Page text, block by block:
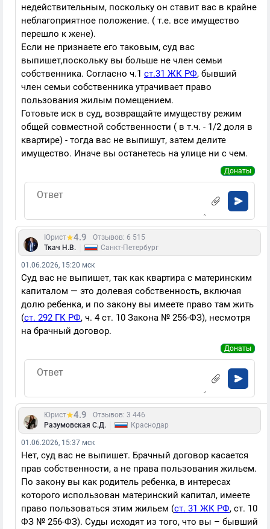
недействительным, поскольку он ставит вас в крайне
неблагоприятное положение. ( т.е. все имущество
перешло к жене).
Если не признаете его таковым, суд вас
выпишет,поскольку вы больше не член семьи
собственника. Согласно ч.1 ст.31 ЖК РФ, бывший
член семьи собственника утрачивает право
пользования жилым помещением.
Готовьте иск в суд, возвращайте имуществу режим
общей совместной собственности ( в т.ч. - 1/2 доля в
квартире) - тогда вас не выпишут, затем делите
имущество. Иначе вы останетесь на улице ни с чем.
Донаты
Юрист 4.9
Отзывов: 6 515
Ткач Н.В.
Санкт-Петербург
01.06.2026, 15:20 мск
Суд вас не выпишет, так как квартира с материнским
капиталом — это долевая собственность, включая
долю ребенка, и по закону вы имеете право там жить
(ст. 292 ГК РФ, ч. 4 ст. 10 Закона № 256-ФЗ), несмотря
на брачный договор.
Донаты
Юрист 4.9
Отзывов: 3 446
Разумовская С.Д.
Краснодар
01.06.2026, 15:37 мск
Нет, суд вас не выпишет. Брачный договор касается
прав собственности, а не права пользования жильем.
По закону вы как родитель ребенка, в интересах
которого использован материнский капитал, имеете
право пользоваться этим жильем (ст. 31 ЖК РФ, ст. 10
ФЗ № 256-ФЗ). Суды исходят из того, что вы – бывший